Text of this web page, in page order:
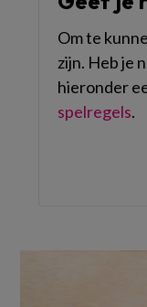
Om te
zijn. Heb je
hieronder
spelregels.